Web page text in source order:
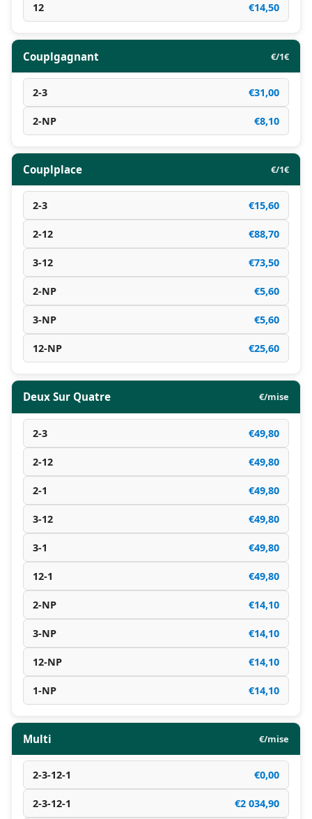
12 €14,50
Couplgagnant €/1€
2-3 €31,00
2-NP €8,10
Couplplace €/1€
2-3 €15,60
2-12 €88,70
3-12 €73,50
2-NP €5,60
3-NP €5,60
12-NP €25,60
Deux Sur Quatre €/mise
2-3 €49,80
2-12 €49,80
2-1 €49,80
3-12 €49,80
3-1 €49,80
12-1 €49,80
2-NP €14,10
3-NP €14,10
12-NP €14,10
1-NP €14,10
Multi €/mise
2-3-12-1 €0,00
2-3-12-1 €2 034,90